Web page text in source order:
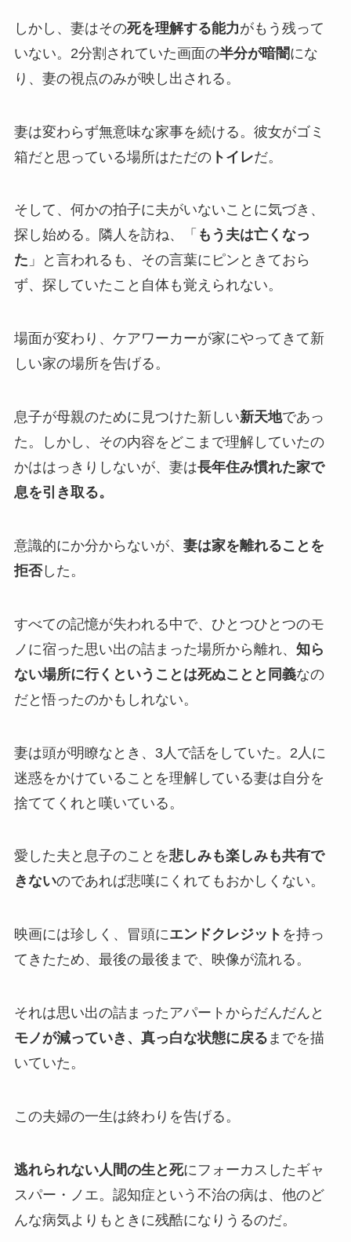
しかし、妻はその死を理解する能力がもう残って
いない。2分割されていた画面の半分が暗闇にな
り、妻の視点のみが映し出される。
妻は変わらず無意味な家事を続ける。彼女がゴミ
箱だと思っている場所はただのトイレだ。
そして、何かの拍子に夫がいないことに気づき、
探し始める。隣人を訪ね、「 もう夫は亡くなっ
た 」と言われるも、その言葉にピンときておら
ず、探していたこと自体も覚えられない。
場面が変わり、ケアワーカーが家にやってきて新
しい家の場所を告げる。
息子が母親のために見つけた新しい新天地であっ
た。しかし、その内容をどこまで理解していたの
かははっきりしないが、妻は長年住み慣れた家で
息を引き取る。
意識的にか分からないが、 妻は家を離れることを
拒否した。
すべての記憶が失われる中で、ひとつひとつのモ
ノに宿った思い出の詰まった場所から離れ、 知ら
ない場所に行くということは死ぬことと同義なの
だと悟ったのかもしれない。
妻は頭が明瞭なとき、3人で話をしていた。2人に
迷惑をかけていることを理解している妻は自分を
捨ててくれと嘆いている。
愛した夫と息子のことを悲しみも楽しみも共有で
きないのであれば悲嘆にくれてもおかしくない。
映画には珍しく、冒頭にエンドクレジット を持っ
てきたため、最後の最後まで、映像が流れる。
それは思い出の詰まったアパートからだんだんと
モノが減っていき、真っ白な状態に戻る までを描
いていた。
この夫婦の一生は終わりを告げる。
逃れられない人間の生と死にフォーカスしたギャ
スパー・ノエ。認知症という不治の病は、他のど
んな病気よりもときに残酷になりうるのだ。